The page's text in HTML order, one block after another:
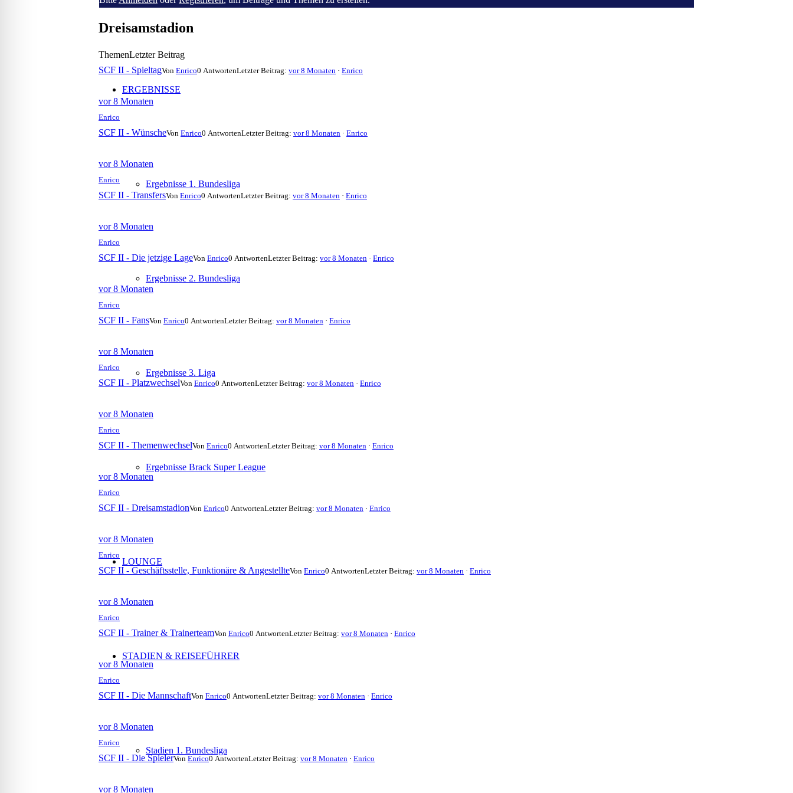
ERGEBNISSE
Ergebnisse 1. Bundesliga
Ergebnisse 2. Bundesliga
Ergebnisse 3. Liga
Ergebnisse Brack Super League
LOUNGE
STADIEN & REISEFÜHRER
Stadien 1. Bundesliga
Du
hier:
Dreisamstadion
ThemenLetzter Beitrag
SCF II - SpieltagVon Enrico0 AntwortenLetzter Beitrag: vor 8 Monaten · Enrico
vor 8 Monaten
Enrico
SCF II - WünscheVon Enrico0 AntwortenLetzter Beitrag: vor 8 Monaten · Enrico
vor 8 Monaten
Enrico
SCF II - TransfersVon Enrico0 AntwortenLetzter Beitrag: vor 8 Monaten · Enrico
vor 8 Monaten
Enrico
SCF II - Die jetzige LageVon Enrico0 AntwortenLetzter Beitrag: vor 8 Monaten · Enrico
vor 8 Monaten
Enrico
SCF II - FansVon Enrico0 AntwortenLetzter Beitrag: vor 8 Monaten · Enrico
vor 8 Monaten
Enrico
SCF II - PlatzwechselVon Enrico0 AntwortenLetzter Beitrag: vor 8 Monaten · Enrico
vor 8 Monaten
Enrico
SCF II - ThemenwechselVon Enrico0 AntwortenLetzter Beitrag: vor 8 Monaten · Enrico
vor 8 Monaten
Enrico
SCF II - DreisamstadionVon Enrico0 AntwortenLetzter Beitrag: vor 8 Monaten · Enrico
vor 8 Monaten
Enrico
SCF II - Geschäftsstelle, Funktionäre & AngestellteVon Enrico0 AntwortenLetzter Beitrag: vor 8 Monaten · Enrico
vor 8 Monaten
Enrico
SCF II - Trainer & TrainerteamVon Enrico0 AntwortenLetzter Beitrag: vor 8 Monaten · Enrico
vor 8 Monaten
Enrico
SCF II - Die MannschaftVon Enrico0 AntwortenLetzter Beitrag: vor 8 Monaten · Enrico
vor 8 Monaten
Enrico
SCF II - Die SpielerVon Enrico0 AntwortenLetzter Beitrag: vor 8 Monaten · Enrico
vor 8 Monaten